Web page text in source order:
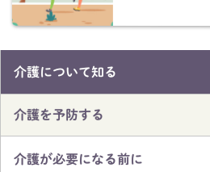
介護について知る
介護を予防する
介護が必要になる前に